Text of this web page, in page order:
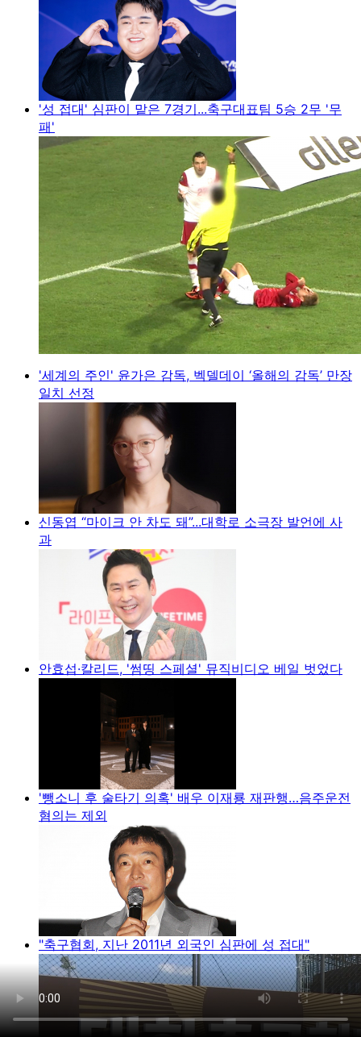
'성 접대' 심판이 맡은 7경기...축구대표팀 5승 2무 '무
패'
'세계의 주인' 윤가은 감독, 벡델데이 ‘올해의 감독’ 만장
일치 선정
신동엽 “마이크 안 차도 돼”...대학로 소극장 발언에 사
과
안효섭·칼리드, '썸띵 스페셜' 뮤직비디오 베일 벗었다
'뺑소니 후 술타기 의혹' 배우 이재룡 재판행…음주운전
혐의는 제외
"축구협회, 지난 2011년 외국인 심판에 성 접대"